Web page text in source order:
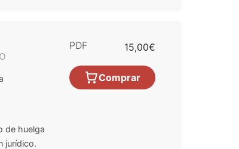
de huelga
jurídico.
PDF 15,00€
Comprar